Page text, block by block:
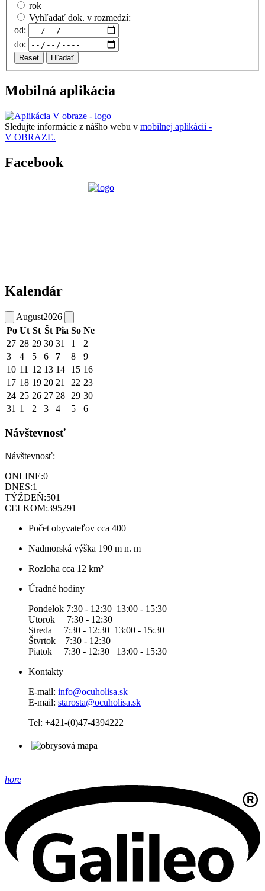
rok
Vyhľadať dok. v rozmedzí:
od:
do:
Reset Hľadať
Mobilná aplikácia
Sledujte informácie z nášho webu v mobilnej aplikácii -
V OBRAZE.
Facebook
Kalendár
August2026
Po Ut St Št Pia So Ne
27 28 29 30 31 1
2
3
4 5 6 7 8
9
10 11 12 13 14 15 16
17 18 19 20 21 22 23
24 25 26 27 28 29 30
31 1 2 3 4 5 6
Návštevnosť
Návštevnosť:
ONLINE:0
DNES:1
TÝŽDEŇ:501
CELKOM:395291
Počet obyvateľov cca 400
Nadmorská výška 190 m n. m
Rozloha cca 12 km²
Úradné hodiny
Pondelok 7:30 - 12:30 13:00 - 15:30
Utorok 7:30 - 12:30
Streda 7:30 - 12:30 13:00 - 15:30
Štvrtok 7:30 - 12:30
Piatok 7:30 - 12:30 13:00 - 15:30
Kontakty
E-mail: info@ocuholisa.sk
E-mail: starosta@ocuholisa.sk
Tel: +421-(0)47-4394222
hore